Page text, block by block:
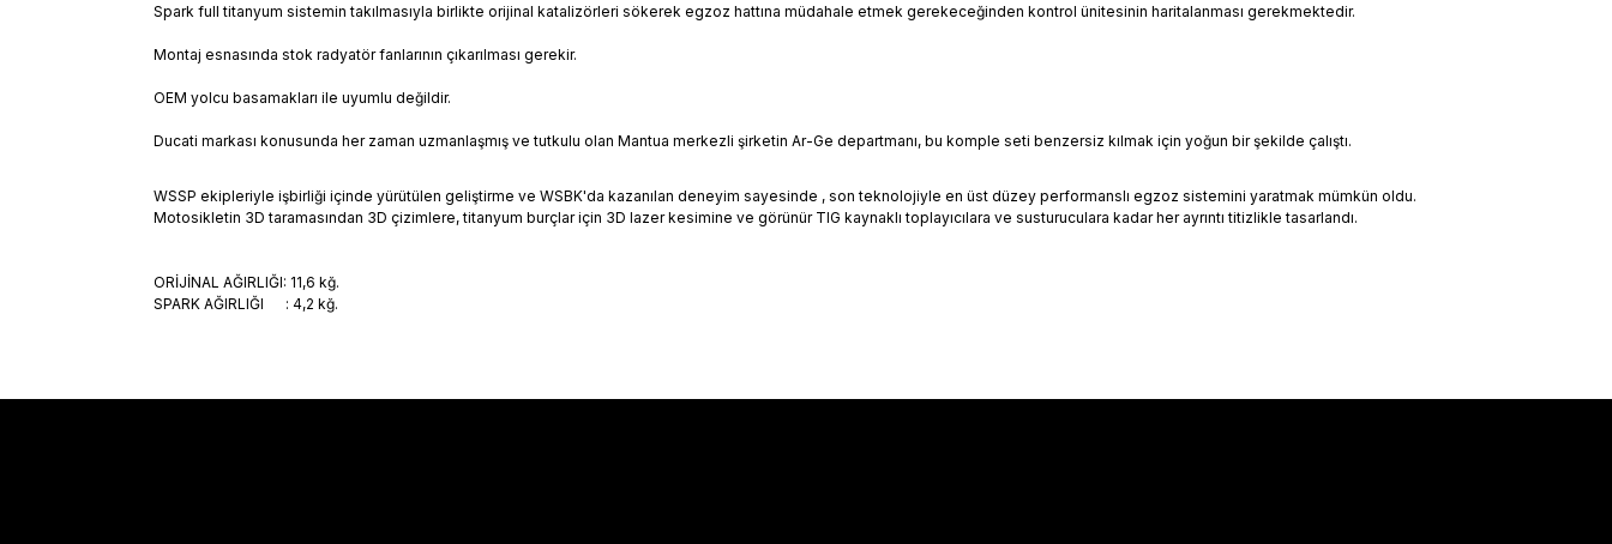
Spark full titanyum sistemin takılmasıyla birlikte orijinal katalizörleri sökerek egzoz hattına müdahale etmek gerekeceğinden kontrol ünitesinin haritalanması gerekmektedir.
Montaj esnasında stok radyatör fanlarının çıkarılması gerekir.
OEM yolcu basamakları ile uyumlu değildir.
Ducati markası konusunda her zaman uzmanlaşmış ve tutkulu olan Mantua merkezli şirketin Ar-Ge departmanı, bu komple seti benzersiz kılmak için yoğun bir şekilde çalıştı.
WSSP ekipleriyle işbirliği içinde yürütülen geliştirme ve WSBK'da kazanılan deneyim sayesinde , son teknolojiyle en üst düzey performanslı egzoz sistemini yaratmak mümkün oldu.
Motosikletin 3D taramasından 3D çizimlere, titanyum burçlar için 3D lazer kesimine ve görünür TIG kaynaklı toplayıcılara ve susturuculara kadar her ayrıntı titizlikle tasarlandı.
ORİJİNAL AĞIRLIĞI: 11,6 kğ.
SPARK AĞIRLIĞI : 4,2 kğ.